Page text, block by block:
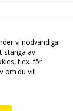
vi nödvändiga
stänga av.
t.ex. för
om du vill